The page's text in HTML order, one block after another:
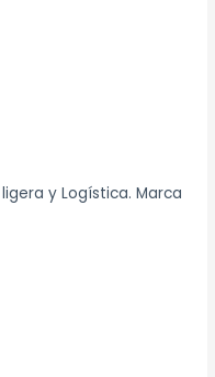
y Logística. Marca